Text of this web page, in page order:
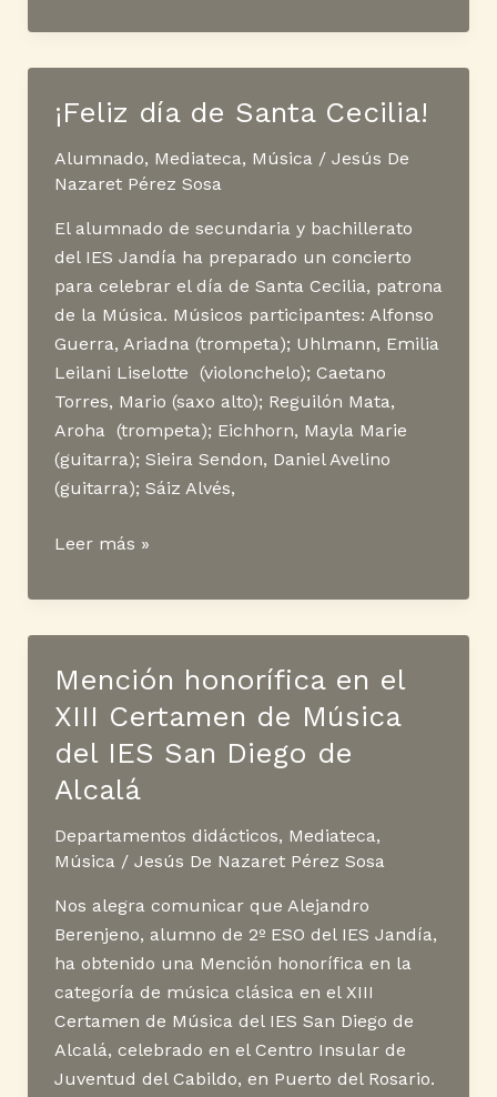
Navidad
¡Feliz día de Santa Cecilia!
Alumnado, Mediateca, Música/ Jesús De
Nazaret Pérez Sosa
El alumnado de secundaria y bachillerato
del IES Jandía ha preparado un concierto
para celebrar el día de Santa Cecilia, patrona
de la Música. Músicos participantes: Alfonso
Guerra, Ariadna (trompeta); Uhlmann, Emilia
Leilani Liselotte (violonchelo); Caetano
Torres, Mario (saxo alto); Reguilón Mata,
Aroha (trompeta); Eichhorn, Mayla Marie
(guitarra); Sieira Sendon, Daniel Avelino
(guitarra); Sáiz Alvés,
¡Feliz
de
Leer más »
Mención honorífica en el
XIII Certamen de Música
del IES San Diego de
Alcalá
Departamentos didácticos, Mediateca,
Música/ Jesús De Nazaret Pérez Sosa
Nos alegra comunicar que Alejandro
Berenjeno, alumno de 2º ESO del IES Jandía,
ha obtenido una Mención honorífica en la
categoría de música clásica en el XIII
Certamen de Música del IES San Diego de
Alcalá, celebrado en el Centro Insular de
Juventud del Cabildo, en Puerto del Rosario.